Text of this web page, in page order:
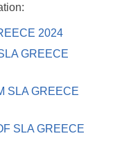
2024
GREECE
SLA GREECE
SLA GREECE